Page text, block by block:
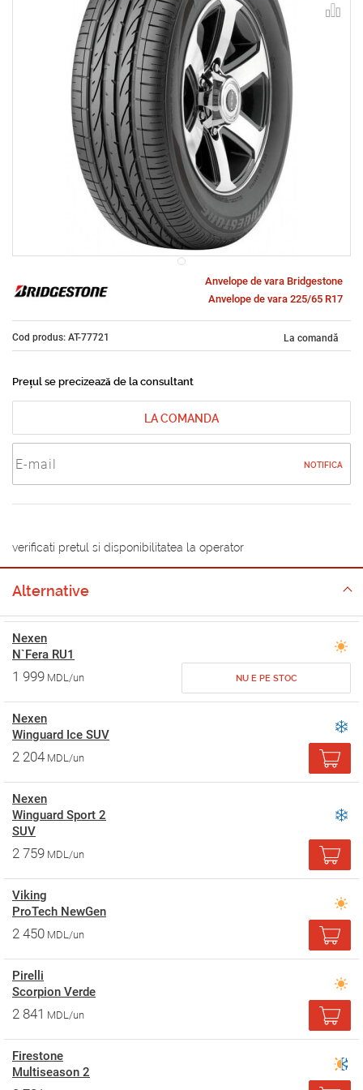
Anvelope de vara Bridgestone
Anvelope de vara 225/65 R17
Cod produs: AT-77721 La comandă
Prețul se precizează de la consultant
LA COMANDA
NOTIFICA
verificati pretul si disponibilitatea la operator
Alternative
Nexen
N`Fera RU1
1 999 MDL/un NU E PE STOC
Nexen
Winguard Ice SUV
2 204 MDL/un
Nexen
Winguard Sport 2
SUV
2 759 MDL/un
Viking
ProTech NewGen
2 450 MDL/un
Pirelli
Scorpion Verde
2 841 MDL/un
Firestone
Multiseason 2